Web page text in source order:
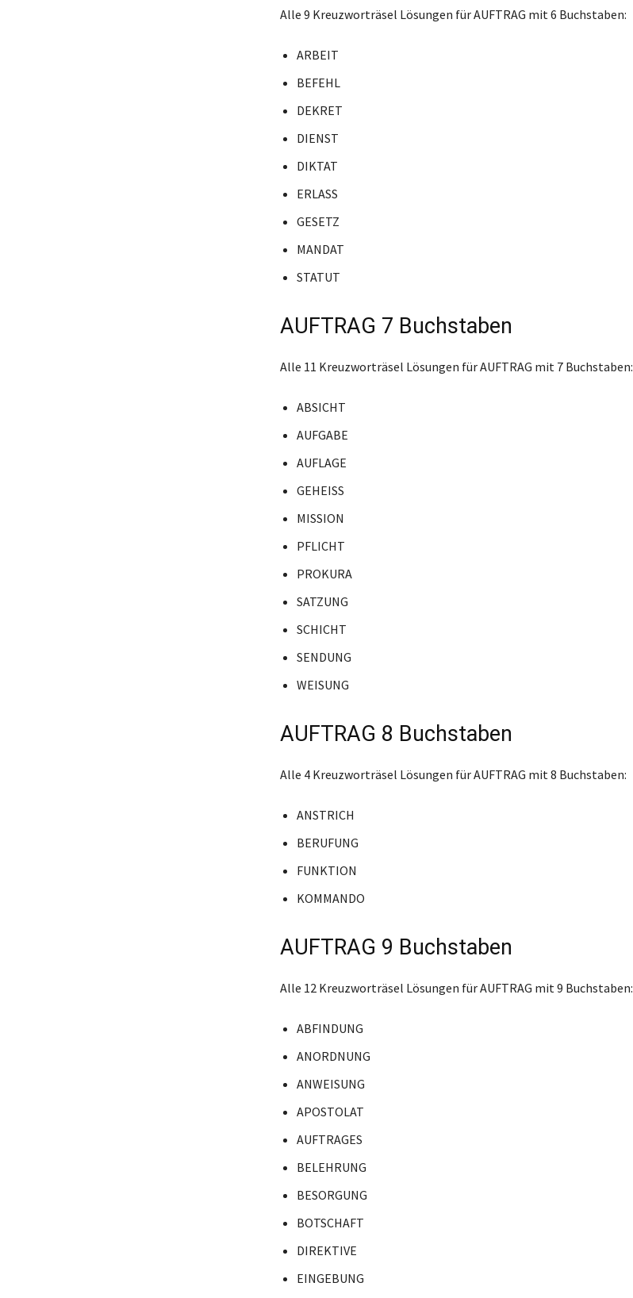
Alle 9 Kreuzworträsel Lösungen für AUFTRAG mit 6 Buchstaben:
ARBEIT
BEFEHL
DEKRET
DIENST
DIKTAT
ERLASS
GESETZ
MANDAT
STATUT
AUFTRAG 7 Buchstaben
Alle 11 Kreuzworträsel Lösungen für AUFTRAG mit 7 Buchstaben:
ABSICHT
AUFGABE
AUFLAGE
GEHEISS
MISSION
PFLICHT
PROKURA
SATZUNG
SCHICHT
SENDUNG
WEISUNG
AUFTRAG 8 Buchstaben
Alle 4 Kreuzworträsel Lösungen für AUFTRAG mit 8 Buchstaben:
ANSTRICH
BERUFUNG
FUNKTION
KOMMANDO
AUFTRAG 9 Buchstaben
Alle 12 Kreuzworträsel Lösungen für AUFTRAG mit 9 Buchstaben:
ABFINDUNG
ANORDNUNG
ANWEISUNG
APOSTOLAT
AUFTRAGES
BELEHRUNG
BESORGUNG
BOTSCHAFT
DIREKTIVE
EINGEBUNG